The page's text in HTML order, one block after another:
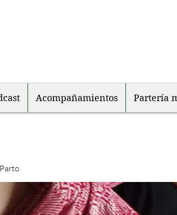
Acompañamientos Partería